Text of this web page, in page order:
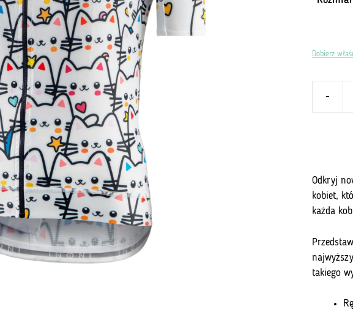
Dobierz
-
Cats
on
Wheels
Odkryj
kobiet,
każda
takiego